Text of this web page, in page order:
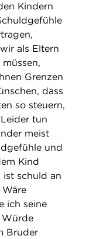
Kindern
als Eltern
Grenzen
dass
so steuern,
tun
meist
und
Kind
ist schuld an
ich seine
Würde
Bruder